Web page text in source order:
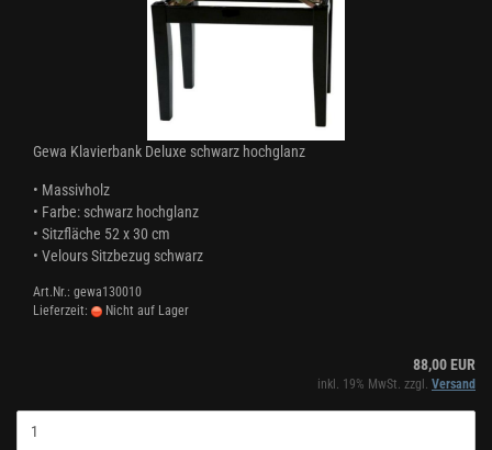
Gewa Klavierbank Deluxe schwarz hochglanz
• Massivholz
• Farbe: schwarz hochglanz
• Sitzfläche 52 x 30 cm
• Velours Sitzbezug schwarz
Art.Nr.: gewa130010
Lieferzeit:
Nicht auf Lager
88,00 EUR
inkl. 19% MwSt. zzgl. Versand